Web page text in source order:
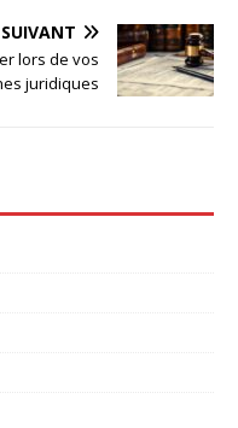
SUIVANT
lors de vos
juridiques